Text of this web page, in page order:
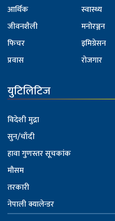
आर्थिक
जीवनशैली
फिचर
प्रवास
स्वास्थ्य
मनोरञ्जन
इमिग्रेसन
रोजगार
युटिलिटिज
विदेशी मुद्रा
सुन/चाँदी
हावा गुणस्तर सूचकांक
मौसम
तरकारी
नेपाली क्यालेन्डर